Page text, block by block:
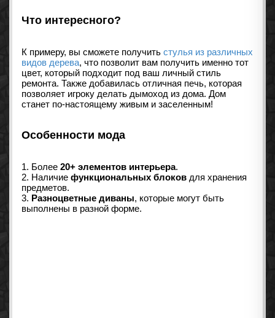
Что интересного?
К примеру, вы сможете получить стулья из различных
видов дерева, что позволит вам получить именно тот
цвет, который подходит под ваш личный стиль
ремонта. Также добавилась отличная печь, которая
позволяет игроку делать дымоход из дома. Дом
станет по-настоящему живым и заселенным!
Особенности мода
1. Более 20+ элементов интерьера.
2. Наличие функциональных блоков для хранения
предметов.
3. Разноцветные диваны, которые могут быть
выполнены в разной форме.